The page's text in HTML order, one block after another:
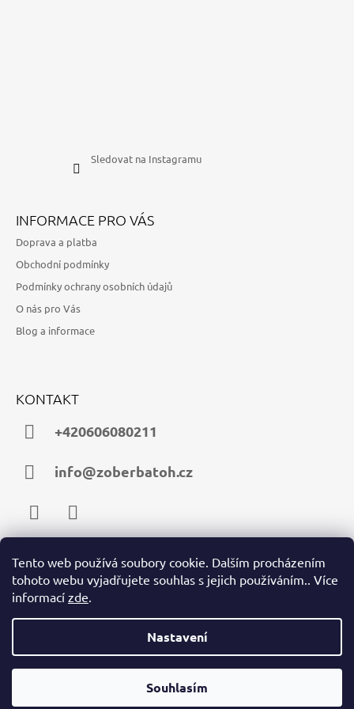
Tento web používá soubory cookie. Dalším procházením
tohoto webu vyjadřujete souhlas s jejich používáním.. Více
informací zde.
Nastavení
Souhlasím
Sledovat na Instagramu
INFORMACE PRO VÁS
Doprava a platba
Obchodní podmínky
Podmínky ochrany osobních údajů
O nás pro Vás
Blog a informace
KONTAKT
+420606080211
info@zoberbatoh.cz
FacebookInstagram
PŘIJÍMÁME ONLINE PLATBY
© 2026 zoberbatoh.cz. Všechna práva vyhrazena.